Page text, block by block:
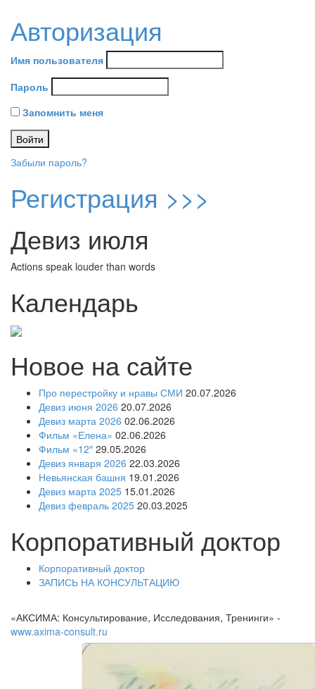
Авторизация
Имя пользователя
Пароль
Запомнить меня
Забыли пароль?
Регистрация >>>
Девиз июля
Actions speak louder than words
Календарь
Новое на сайте
Про перестройку и нравы СМИ 20.07.2026
Девиз июня 2026 20.07.2026
Девиз марта 2026 02.06.2026
Фильм «Елена» 02.06.2026
Фильм «12″ 29.05.2026
Девиз января 2026 22.03.2026
Невьянская башня 19.01.2026
Девиз марта 2025 15.01.2026
Девиз февраль 2025 20.03.2025
Корпоративный доктор
Корпоративный доктор
ЗАПИСЬ НА КОНСУЛЬТАЦИЮ
«АКСИМА: Консультирование, Исследования, Тренинги» -
www.axima-consult.ru